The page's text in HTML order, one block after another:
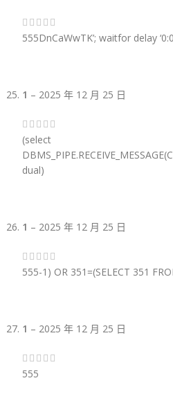
555DnCaWwTK’; waitfor delay
1 – 2025 年 12 月 25 日
(select
dual)
1 – 2025 年 12 月 25 日
555-1) OR 351=(SELECT 351
1 – 2025 年 12 月 25 日
555